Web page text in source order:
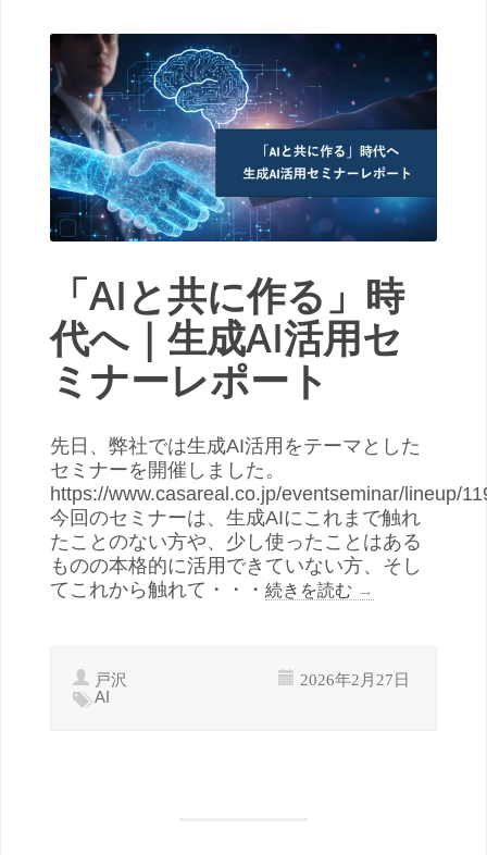
「AIと共に作る」時
代へ｜生成AI活用セ
ミナーレポート
先日、弊社では生成AI活用をテーマとした
セミナーを開催しました。
https://www.casareal.co.jp/eventseminar/lineup/
今回のセミナーは、生成AIにこれまで触れ
たことのない方や、少し使ったことはある
ものの本格的に活用できていない方、そし
てこれから触れて・・・ 続きを読む →
戸沢 2026年2月27日
AI